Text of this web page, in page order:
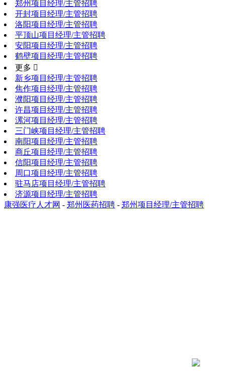
郑州项目经理/主管招聘
开封项目经理/主管招聘
洛阳项目经理/主管招聘
平顶山项目经理/主管招聘
安阳项目经理/主管招聘
鹤壁项目经理/主管招聘
更多 
新乡项目经理/主管招聘
焦作项目经理/主管招聘
濮阳项目经理/主管招聘
许昌项目经理/主管招聘
漯河项目经理/主管招聘
三门峡项目经理/主管招聘
南阳项目经理/主管招聘
商丘项目经理/主管招聘
信阳项目经理/主管招聘
周口项目经理/主管招聘
驻马店项目经理/主管招聘
济源项目经理/主管招聘
康强医疗人才网 - 郑州医药招聘 - 郑州项目经理/主管招聘